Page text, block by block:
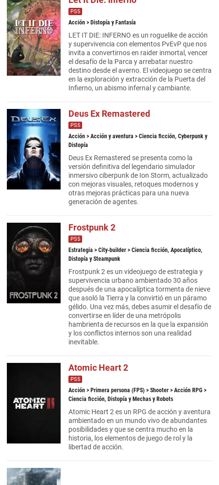
PS5
Acción > Distopía y Fantasía
LET IT DIE: INFERNO es un roguelike de acción
y supervivencia con elementos PvEvP que nos
invita a convertirnos en raider inmortal, vencer
el desafío de la Parca y arrebatar nuestro
destino desde el averno. El videojuego se centra
en la exploración y extracción de la Puerta del
Infierno, un abismo infernal y cambiante.
Deus Ex Remastered
PS5
Acción > Acción y aventura > Ciencia ficción, Cyberpunk y
Distopía
Deus Ex Remastered se presenta como la
versión definitiva del legendario simulador
inmersivo ciberpunk de Ion Storm, actualizado
con mejoras visuales, retoques modernos y
otras mejoras prácticas para una nueva
generación de agentes.
Frostpunk 2
PS5
Estrategia > City-builder > Ciencia ficción, Apocalíptico,
Distopía y Steampunk
Frostpunk 2 es un videojuego de estrategia y
supervivencia urbano ambientado 30 años
después de una apocalíptica tormenta de nieve
que asoló la Tierra y la convirtió en un páramo
gélido. Una vez más, debes asumir el desafío de
convertirse en líder de una metrópolis
hambrienta de recursos en la que la expansión
y los conflictos internos son una realidad
inevitable.
Atomic Heart 2
PS5
Acción > Primera persona (FPS) > Shooter > Acción RPG >
Ciencia ficción, Distopía y Mechas y Robots
Atomic Heart 2 es un RPG de acción y aventura
ambientado en un mundo vivo de abundantes
posibilidades y que se centra mucho en la
historia, los elementos de juego de rol y la
libertad de acción.